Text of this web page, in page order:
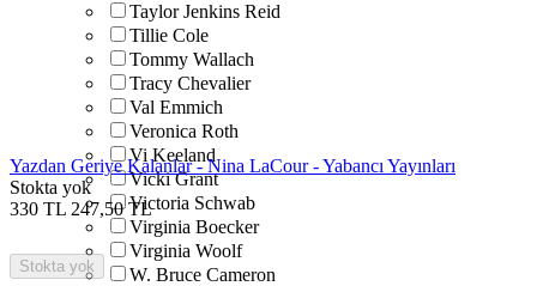
Taylor Jenkins Reid
Tillie Cole
Tommy Wallach
Tracy Chevalier
Val Emmich
Veronica Roth
Vi Keeland
Vicki Grant
Victoria Schwab
Virginia Boecker
Virginia Woolf
W. Bruce Cameron
Yazdan Geriye Kalanlar - Nina LaCour - Yabancı Yayınları
Stokta yok
330 TL 247,50 TL
Stokta yok